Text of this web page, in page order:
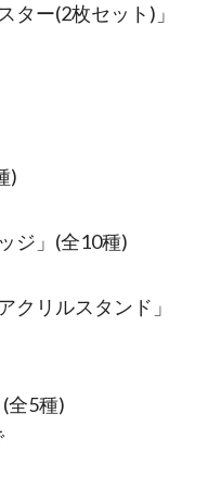
ー(2枚セット)」
)
ジ」(全10種)
リルスタンド」
全5種)